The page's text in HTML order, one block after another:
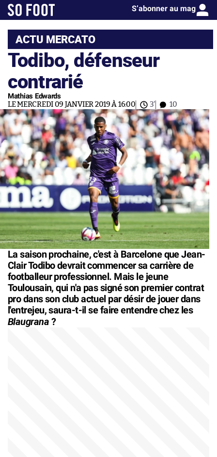
S’abonner au mag
ACTU MERCATO
Todibo, défenseur
contrarié
Mathias Edwards
LE MERCREDI 09 JANVIER 2019 À 16:00 3' 10
La saison prochaine, c'est à Barcelone que Jean-
Clair Todibo devrait commencer sa carrière de
footballeur professionnel. Mais le jeune
Toulousain, qui n'a pas signé son premier contrat
pro dans son club actuel par désir de jouer dans
l'entrejeu, saura-t-il se faire entendre chez les
Blaugrana ?